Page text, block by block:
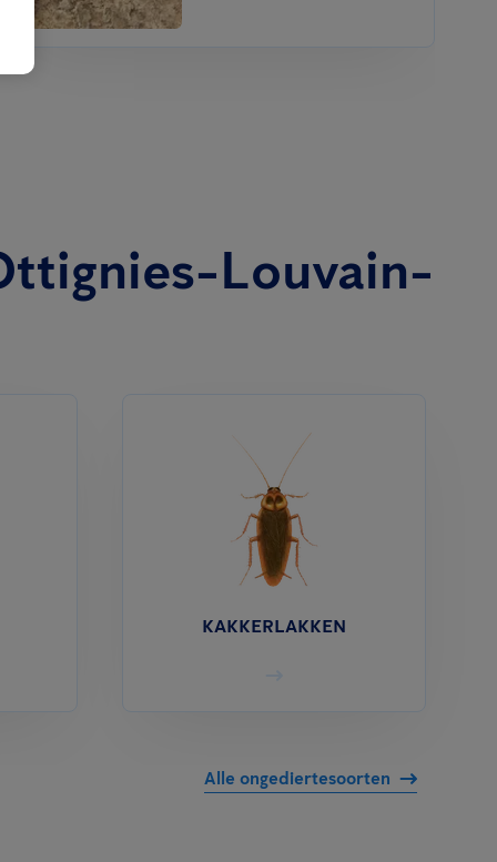
Louvain-
KAKKERLAKKEN
Alle ongediertesoorten